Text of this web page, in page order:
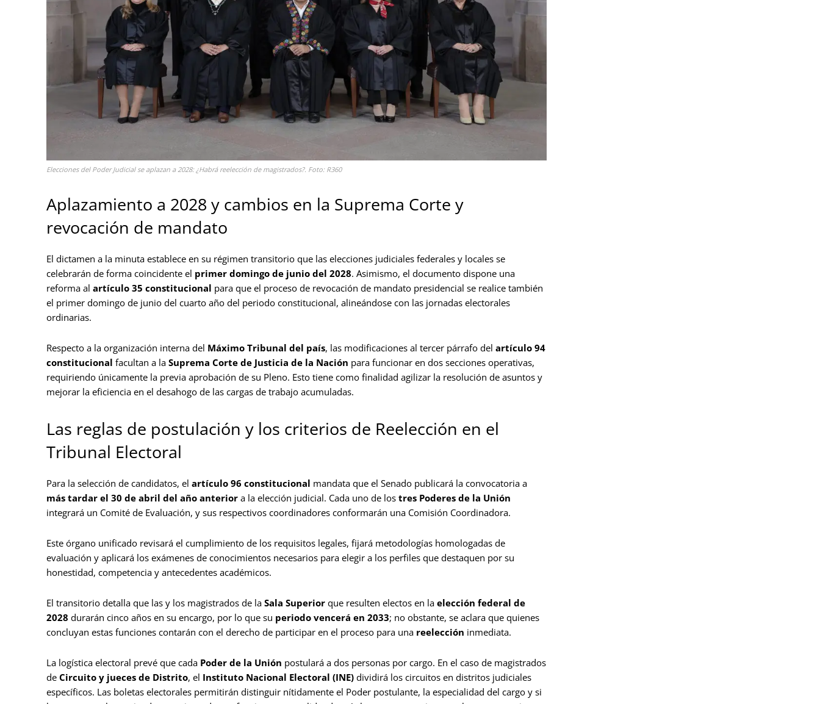
Elecciones del Poder Judicial se aplazan a 2028: ¿Habrá reelección de magistrados?. Foto: R360
Aplazamiento a 2028 y cambios en la Suprema Corte y
revocación de mandato
El dictamen a la minuta establece en su régimen transitorio que las elecciones judiciales federales y locales se
celebrarán de forma coincidente el primer domingo de junio del 2028. Asimismo, el documento dispone una
reforma al artículo 35 constitucional para que el proceso de revocación de mandato presidencial se realice también
el primer domingo de junio del cuarto año del periodo constitucional, alineándose con las jornadas electorales
ordinarias.
Respecto a la organización interna del Máximo Tribunal del país, las modificaciones al tercer párrafo del artículo 94
constitucional facultan a la Suprema Corte de Justicia de la Nación para funcionar en dos secciones operativas,
requiriendo únicamente la previa aprobación de su Pleno. Esto tiene como finalidad agilizar la resolución de asuntos y
mejorar la eficiencia en el desahogo de las cargas de trabajo acumuladas.
Las reglas de postulación y los criterios de Reelección en el
Tribunal Electoral
Para la selección de candidatos, el artículo 96 constitucional mandata que el Senado publicará la convocatoria a
más tardar el 30 de abril del año anterior a la elección judicial. Cada uno de los tres Poderes de la Unión
integrará un Comité de Evaluación, y sus respectivos coordinadores conformarán una Comisión Coordinadora.
Este órgano unificado revisará el cumplimiento de los requisitos legales, fijará metodologías homologadas de
evaluación y aplicará los exámenes de conocimientos necesarios para elegir a los perfiles que destaquen por su
honestidad, competencia y antecedentes académicos.
El transitorio detalla que las y los magistrados de la Sala Superior que resulten electos en la elección federal de
2028 durarán cinco años en su encargo, por lo que su periodo vencerá en 2033; no obstante, se aclara que quienes
concluyan estas funciones contarán con el derecho de participar en el proceso para una reelección inmediata.
La logística electoral prevé que cada Poder de la Unión postulará a dos personas por cargo. En el caso de magistrados
de Circuito y jueces de Distrito, el Instituto Nacional Electoral (INE) dividirá los circuitos en distritos judiciales
específicos. Las boletas electorales permitirán distinguir nítidamente el Poder postulante, la especialidad del cargo y si